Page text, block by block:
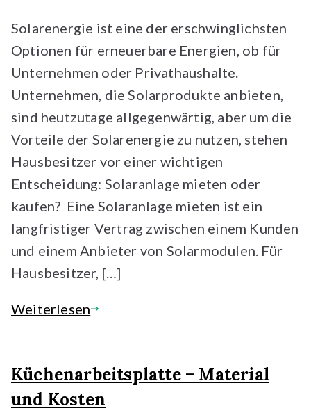
Solarenergie ist eine der erschwinglichsten
Optionen für erneuerbare Energien, ob für
Unternehmen oder Privathaushalte.
Unternehmen, die Solarprodukte anbieten,
sind heutzutage allgegenwärtig, aber um die
Vorteile der Solarenergie zu nutzen, stehen
Hausbesitzer vor einer wichtigen
Entscheidung: Solaranlage mieten oder
kaufen? Eine Solaranlage mieten ist ein
langfristiger Vertrag zwischen einem Kunden
und einem Anbieter von Solarmodulen. Für
Hausbesitzer, […]
Weiterlesen
Küchenarbeitsplatte – Material
und Kosten